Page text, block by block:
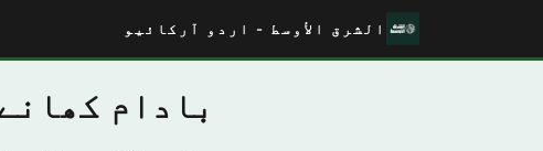
الشرق الأوسط - اردو آرکائیو
بادام کھانے کے 6 صحت